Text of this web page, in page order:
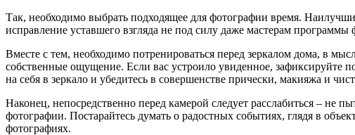
Так, необходимо выбрать подходящее для фотографии время.
исправление уставшего взгляда не под силу даже мастерам программы
Вместе с тем, необходимо потренироваться перед зеркалом дома, в
собственные ощущение. Если вас устроило увиденное, зафиксируйте
на себя в зеркало и убедитесь в совершенстве прически, макияжа и
Наконец, непосредственно перед камерой следует расслабиться – не
фотографии. Постарайтесь думать о радостных событиях, глядя в
фотографиях.